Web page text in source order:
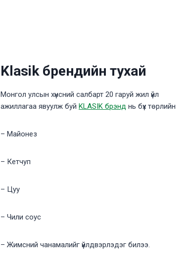
Klasik брендийн тухай
Монгол улсын хүнсний салбарт 20 гаруй жил үйл
ажиллагаа явуулж буй KLASIK брэнд нь бүх төрлийн
– Майонез
– Кетчуп
– Цуу
– Чили соус
– Жимсний чанамалийг үйлдвэрлэдэг билээ.